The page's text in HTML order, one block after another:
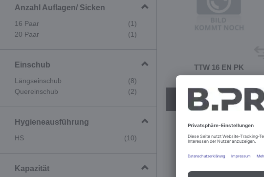
Anzahl Auflagen/ Sicken
16 Paar
(1)
20 Paar
(1)
Einschub
Längseinschub
(8)
Quereinschub
(2)
Hygieneausführung
HS (10)
Kapazität
TTW 16 EN PK
Best.-Nr. 390243
Konfigurieren